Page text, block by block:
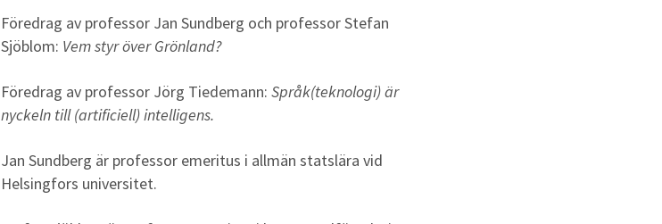
Föredrag av professor Jan Sundberg och professor Stefan
Sjöblom: Vem styr över Grönland?
Föredrag av professor Jörg Tiedemann:Språk(teknologi) är
nyckeln till (artificiell) intelligens.
Jan Sundberg är professor emeritus i allmän statslära vid
Helsingfors universitet.